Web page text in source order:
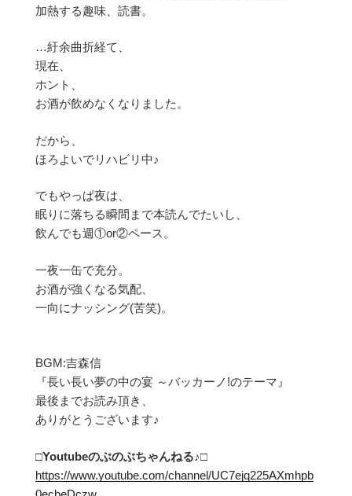
加熱する趣味、読書。
…紆余曲折経て、
現在、
ホント、
お酒が飲めなくなりました。
だから、
ほろよいでリハビリ中♪
でもやっぱ夜は、
眠りに落ちる瞬間まで本読んでたいし、
飲んでも週①or②ペース。
一夜一缶で充分。
お酒が強くなる気配、
一向にナッシング(苦笑)。
BGM:吉森信
『長い長い夢の中の宴 ～バッカーノ!のテーマ』
最後までお読み頂き、
ありがとうございます♪
□Youtubeのぶのぶちゃんねる♪□
https://www.youtube.com/channel/UC7ejq225AXmhpb